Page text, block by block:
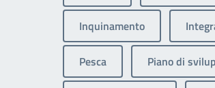
Inquinamento
Pesca Piano di